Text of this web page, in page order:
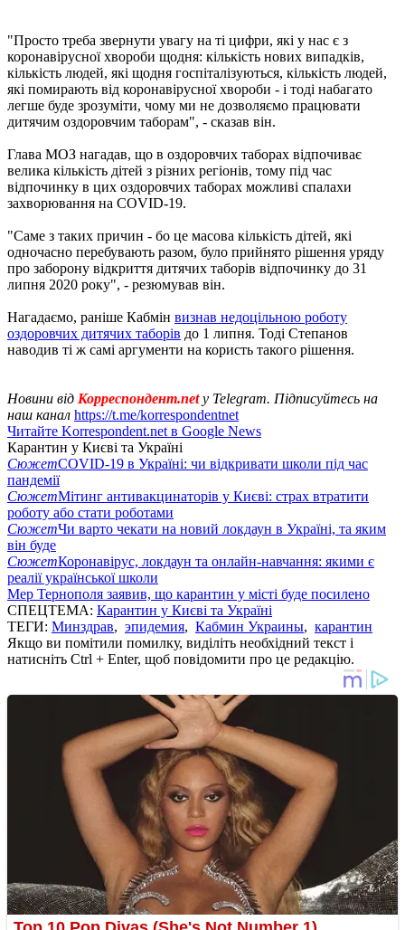
"Просто треба звернути увагу на ті цифри, які у нас є з
коронавірусної хвороби щодня: кількість нових випадків,
кількість людей, які щодня госпіталізуються, кількість людей,
які помирають від коронавірусної хвороби - і тоді набагато
легше буде зрозуміти, чому ми не дозволяємо працювати
дитячим оздоровчим таборам", - сказав він.
Глава МОЗ нагадав, що в оздоровчих таборах відпочиває
велика кількість дітей з різних регіонів, тому під час
відпочинку в цих оздоровчих таборах можливі спалахи
захворювання на COVID-19.
"Саме з таких причин - бо це масова кількість дітей, які
одночасно перебувають разом, було прийнято рішення уряду
про заборону відкриття дитячих таборів відпочинку до 31
липня 2020 року", - резюмував він.
Нагадаємо, раніше Кабмін визнав недоцільною роботу
оздоровчих дитячих таборів до 1 липня. Тоді Степанов
наводив ті ж самі аргументи на користь такого рішення.
Новини від Корреспондент.net у Telegram. Підписуйтесь на
наш канал https://t.me/korrespondentnet
Читайте Korrespondent.net в Google News
Карантин у Києві та Україні
СюжетCOVID-19 в Україні: чи відкривати школи під час
пандемії
СюжетМітинг антивакцинаторів у Києві: страх втратити
роботу або стати роботами
СюжетЧи варто чекати на новий локдаун в Україні, та яким
він буде
СюжетКоронавірус, локдаун та онлайн-навчання: якими є
реалії української школи
Мер Тернополя заявив, що карантин у місті буде посилено
СПЕЦТЕМА: Карантин у Києві та Україні
ТЕГИ: Минздрав, эпидемия, Кабмин Украины, карантин
Якщо ви помітили помилку, виділіть необхідний текст і
натисніть Ctrl + Enter, щоб повідомити про це редакцію.